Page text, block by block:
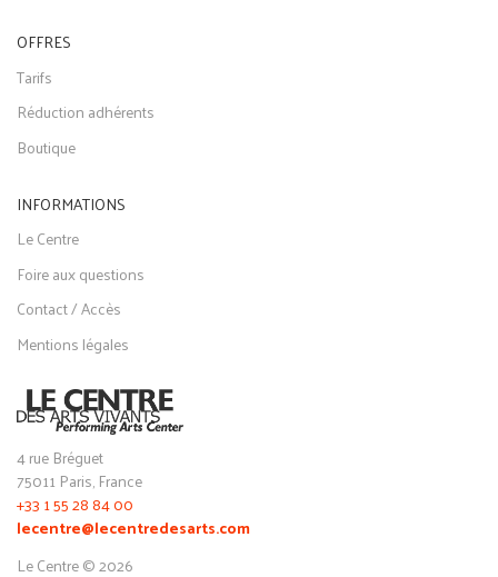
OFFRES
Tarifs
Réduction adhérents
Boutique
INFORMATIONS
Le Centre
Foire aux questions
Contact / Accès
Mentions légales
4 rue Bréguet
75011 Paris, France
+33 1 55 28 84 00
lecentre@lecentredesarts.com
Le Centre © 2026